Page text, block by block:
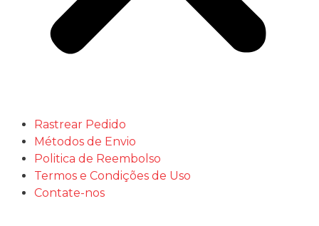
Rastrear Pedido
Métodos de Envio
Politica de Reembolso
Termos e Condições de Uso
Contate-nos